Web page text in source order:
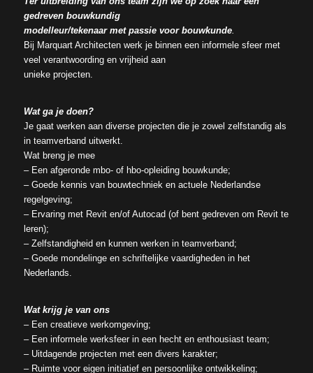
gedreven bouwkundig
modelleur/tekenaar met passie voor bouwkunde.
Bij Marquart Architecten werk je binnen een informele sfeer met
veel verantwoording en vrijheid aan
unieke projecten.
Wat ga je doen?
Je gaat werken aan diverse projecten die je zowel zelfstandig als
in teamverband uitwerkt.
Wat breng je mee
– Een afgeronde mbo- of hbo-opleiding bouwkunde;
– Goede kennis van bouwtechniek en actuele Nederlandse
regelgeving;
– Ervaring met Revit en/of Autocad (of bent gedreven om Revit te
leren);
– Zelfstandigheid en kunnen werken in teamverband;
– Goede mondelinge en schriftelijke vaardigheden in het
Nederlands.
Wat krijg je van ons
– Een creatieve werkomgeving;
– Een informele werksfeer in een hecht en enthousiast team;
– Uitdagende projecten met een divers karakter;
– Ruimte voor eigen initiatief en persoonlijke ontwikkeling;